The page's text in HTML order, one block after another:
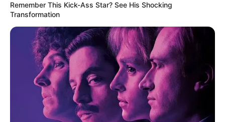
TEMAS DESTACADOS
EMERGENCIAS POR LLUVIAS
FUERTES LLUVIAS
VIA AL LLANO
LIGA BETPLAY
METRO DE MEDELLÍN
CORTES DE LUZ
CORTES DE AGUA
FENÓMENO DEL NIÑO
Remember This Kick-Ass Star? See His Shocking
Transformation